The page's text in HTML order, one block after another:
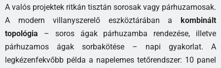
A valós projektek ritkán tisztán sorosak vagy párhuzamosak.
A modern villanyszerelő eszköztárában a kombinált
topológia – soros ágak párhuzamba rendezése, illetve
párhuzamos ágak sorbakötése – napi gyakorlat. A
legkézenfekvőbb példa a napelemes tetőrendszer: 10 panel